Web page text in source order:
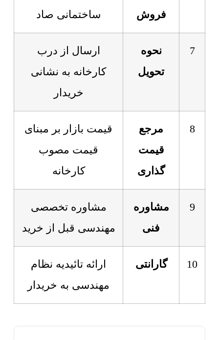
فروش ساختمانی صاد
7
نحوه
تحویل
ارسال از درب
کارخانه به نشانی
خریدار
8
مرجع
قیمت
گذاری
قیمت بازار بر مبنای
قیمت مصوب
کارخانه
9
مشاوره
فنی
مشاوره تخصصی
مهندسی قبل از خرید
10 گارانتی
ارائه تائیدیه نظام
مهندسی به خریدار